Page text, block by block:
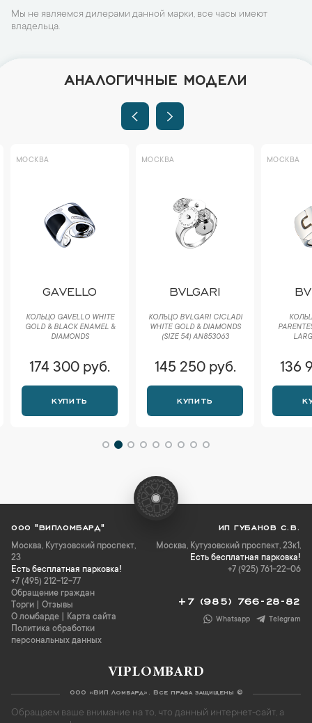
Мы не являемся дилерами данной марки, все часы имеют
владельца.
АНАЛОГИЧНЫЕ МОДЕЛИ
МОСКВА
GAVELLO
КОЛЬЦО GAVELLO WHITE
GOLD & BLACK ENAMEL &
DIAMONDS
174 300 руб.
КУПИТЬ
МОСКВА
BVLGARI
КОЛЬЦО BVLGARI CICLADI
WHITE GOLD & DIAMONDS
(SIZE 54) AN853063
145 250 руб.
КУПИТЬ
МОСКВА
136
ООО "ВИПЛОМБАРД"
Москва, Кутузовский проспект,
23
Есть бесплатная парковка!
+7 (495) 212-12-77
Обращение граждан
Торги
Отзывы
О ломбарде
Карта сайта
Политика обработки
персональных данных
ИП ГУБАНОВ С.В.
Москва, Кутузовский проспект, 23к1,
Есть бесплатная парковка!
+7 (925) 761-22-06
+7 (985) 766-28-82
Whatsapp Telegram
VIPLOMBARD
ООО «ВИП Ломбард». Все права защищены ©
Обращаем ваше внимание на то, что данный интернет-сайт, а